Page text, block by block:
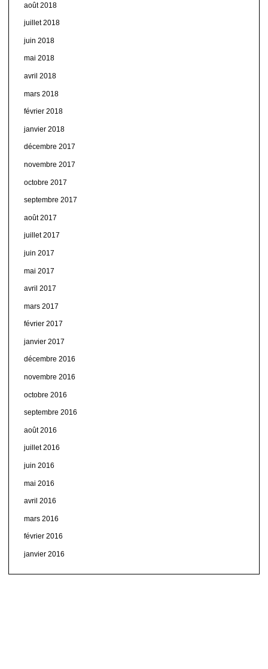
août 2018
juillet 2018
juin 2018
mai 2018
avril 2018
mars 2018
février 2018
janvier 2018
décembre 2017
novembre 2017
octobre 2017
septembre 2017
août 2017
juillet 2017
juin 2017
mai 2017
avril 2017
mars 2017
février 2017
janvier 2017
décembre 2016
novembre 2016
octobre 2016
septembre 2016
août 2016
juillet 2016
juin 2016
mai 2016
avril 2016
mars 2016
février 2016
janvier 2016